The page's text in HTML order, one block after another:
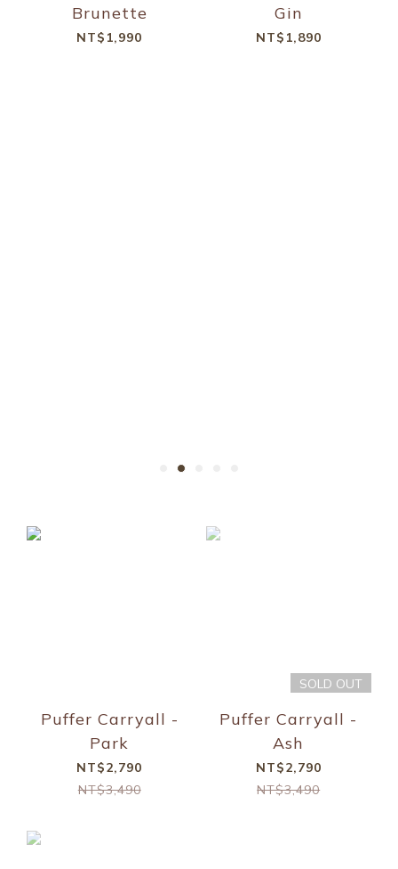
Brunette
NT$1,990
Gin
NT$1,890
Puffer Carryall -
Park
NT$2,790
NT$3,490
SOLD OUT
Puffer Carryall -
Ash
NT$2,790
NT$3,490